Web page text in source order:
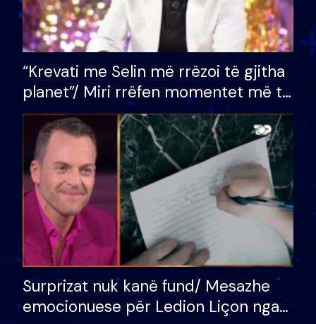
“Krevati me Selin më rrëzoi të gjitha
planet”/ Miri rrëfen momentet më të
bukura në shtëpinë e BB VIP: Do më
mungojë zilja e mëngjesit kur…
Surprizat nuk kanë fund/ Mesazhe
emocionuese për Ledion Liçon nga